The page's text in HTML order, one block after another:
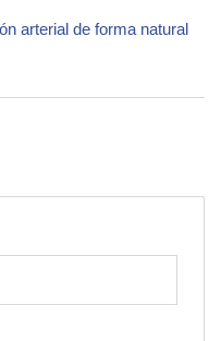
arterial de forma natural